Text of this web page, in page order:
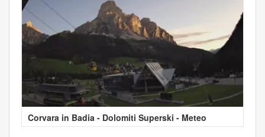
Corvara in Badia - Dolomiti Superski - Meteo